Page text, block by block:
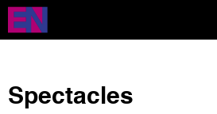
Aller
contenu
Spectacles